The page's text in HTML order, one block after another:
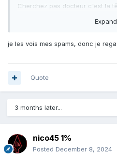
Cherchez pas docteur c'est la
Expand
je les vois mes spams, donc je
Quote
3 months later...
nico45 1%
Posted December 8, 2024